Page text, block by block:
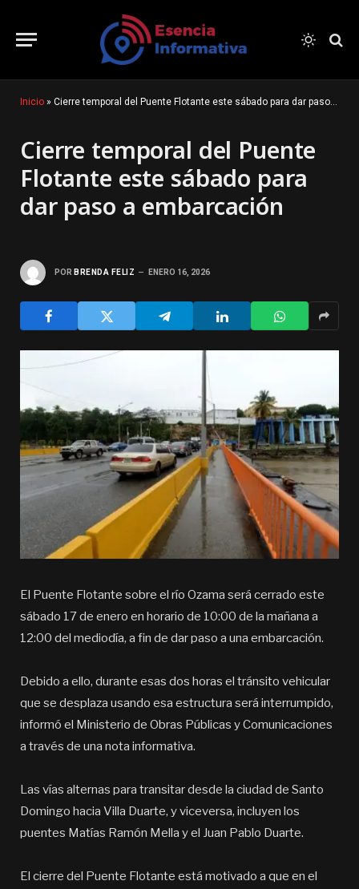
Inicio » Cierre temporal del Puente Flotante este sábado para dar paso a embarcación
Cierre temporal del Puente
Flotante este sábado para
dar paso a embarcación
POR BRENDA FELIZ ENERO 16, 2026
El Puente Flotante sobre el río Ozama será cerrado este
sábado 17 de enero en horario de 10:00 de la mañana a
12:00 del mediodía, a fin de dar paso a una embarcación.
Debido a ello, durante esas dos horas el tránsito vehicular
que se desplaza usando esa estructura será interrumpido,
informó el Ministerio de Obras Públicas y Comunicaciones
a través de una nota informativa.
Las vías alternas para transitar desde la ciudad de Santo
Domingo hacia Villa Duarte, y viceversa, incluyen los
puentes Matías Ramón Mella y el Juan Pablo Duarte.
El cierre del Puente Flotante está motivado a que en el